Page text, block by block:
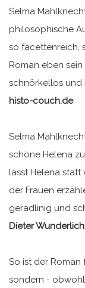
Selma
philosophische
so facettenreich,
Roman eben
schnörkellos und
histo-couch.de
Selma
schöne Helena
lässt Helena
der Frauen
geradlinig und
Dieter Wunderlich
So ist der
sondern -